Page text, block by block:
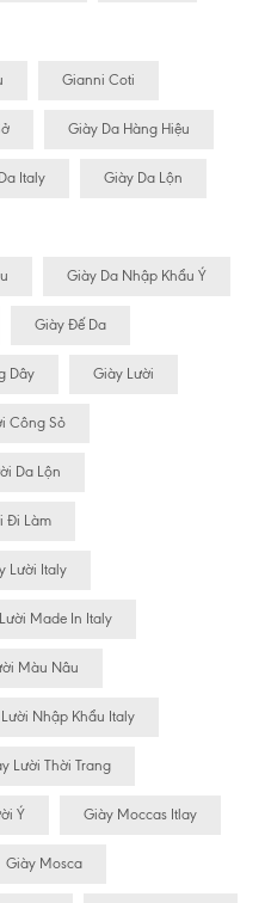
Gianni Coti
Giày Da Hàng Hiệu
Italy Giày Da Lộn
Giày Da Nhập Khẩu Ý
Giày Đế Da
Dây Giày Lười
Công Sỏ
Da Lộn
Đi Làm
Lười Italy
Made In Italy
Màu Nâu
Nhập Khẩu Italy
Lười Thời Trang
Ý Giày Moccas Itlay
Giày Mosca